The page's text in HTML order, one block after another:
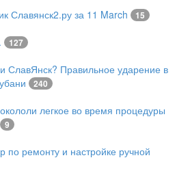
Славянск2.ру за 11 March 15
127
СлавЯнск? Правильное ударение в
240
легкое во время процедуры
9
по ремонту и настройке ручной